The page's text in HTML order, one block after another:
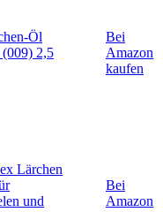
Öl
2,5
Bei
Amazon
kaufen
Lärchen
und
Bei
Amazon